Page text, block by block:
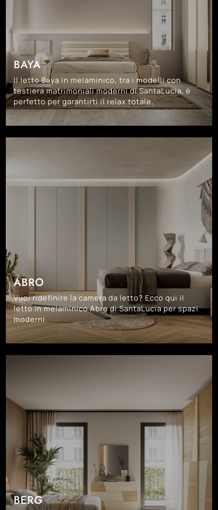
BAYA
Il letto Baya in melaminico, tra i modelli con
testiera matrimoniali moderni di SantaLucia, è
perfetto per garantirti il relax totale.
ABRO
Vuoi ridefinire la camera da letto? Ecco qui il
letto in melaminico Abro di SantaLucia per spazi
moderni.
BERG